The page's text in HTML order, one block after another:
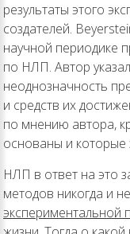
результаты этого
создателей.
научной периодике
по НЛП. Автор
неоднозначность
и средств их
по мнению автора,
основаны и которые
НЛП в ответ на это
методов никогда и
экспериментальной